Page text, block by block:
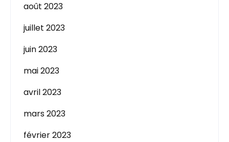
août 2023
juillet 2023
juin 2023
mai 2023
avril 2023
mars 2023
février 2023